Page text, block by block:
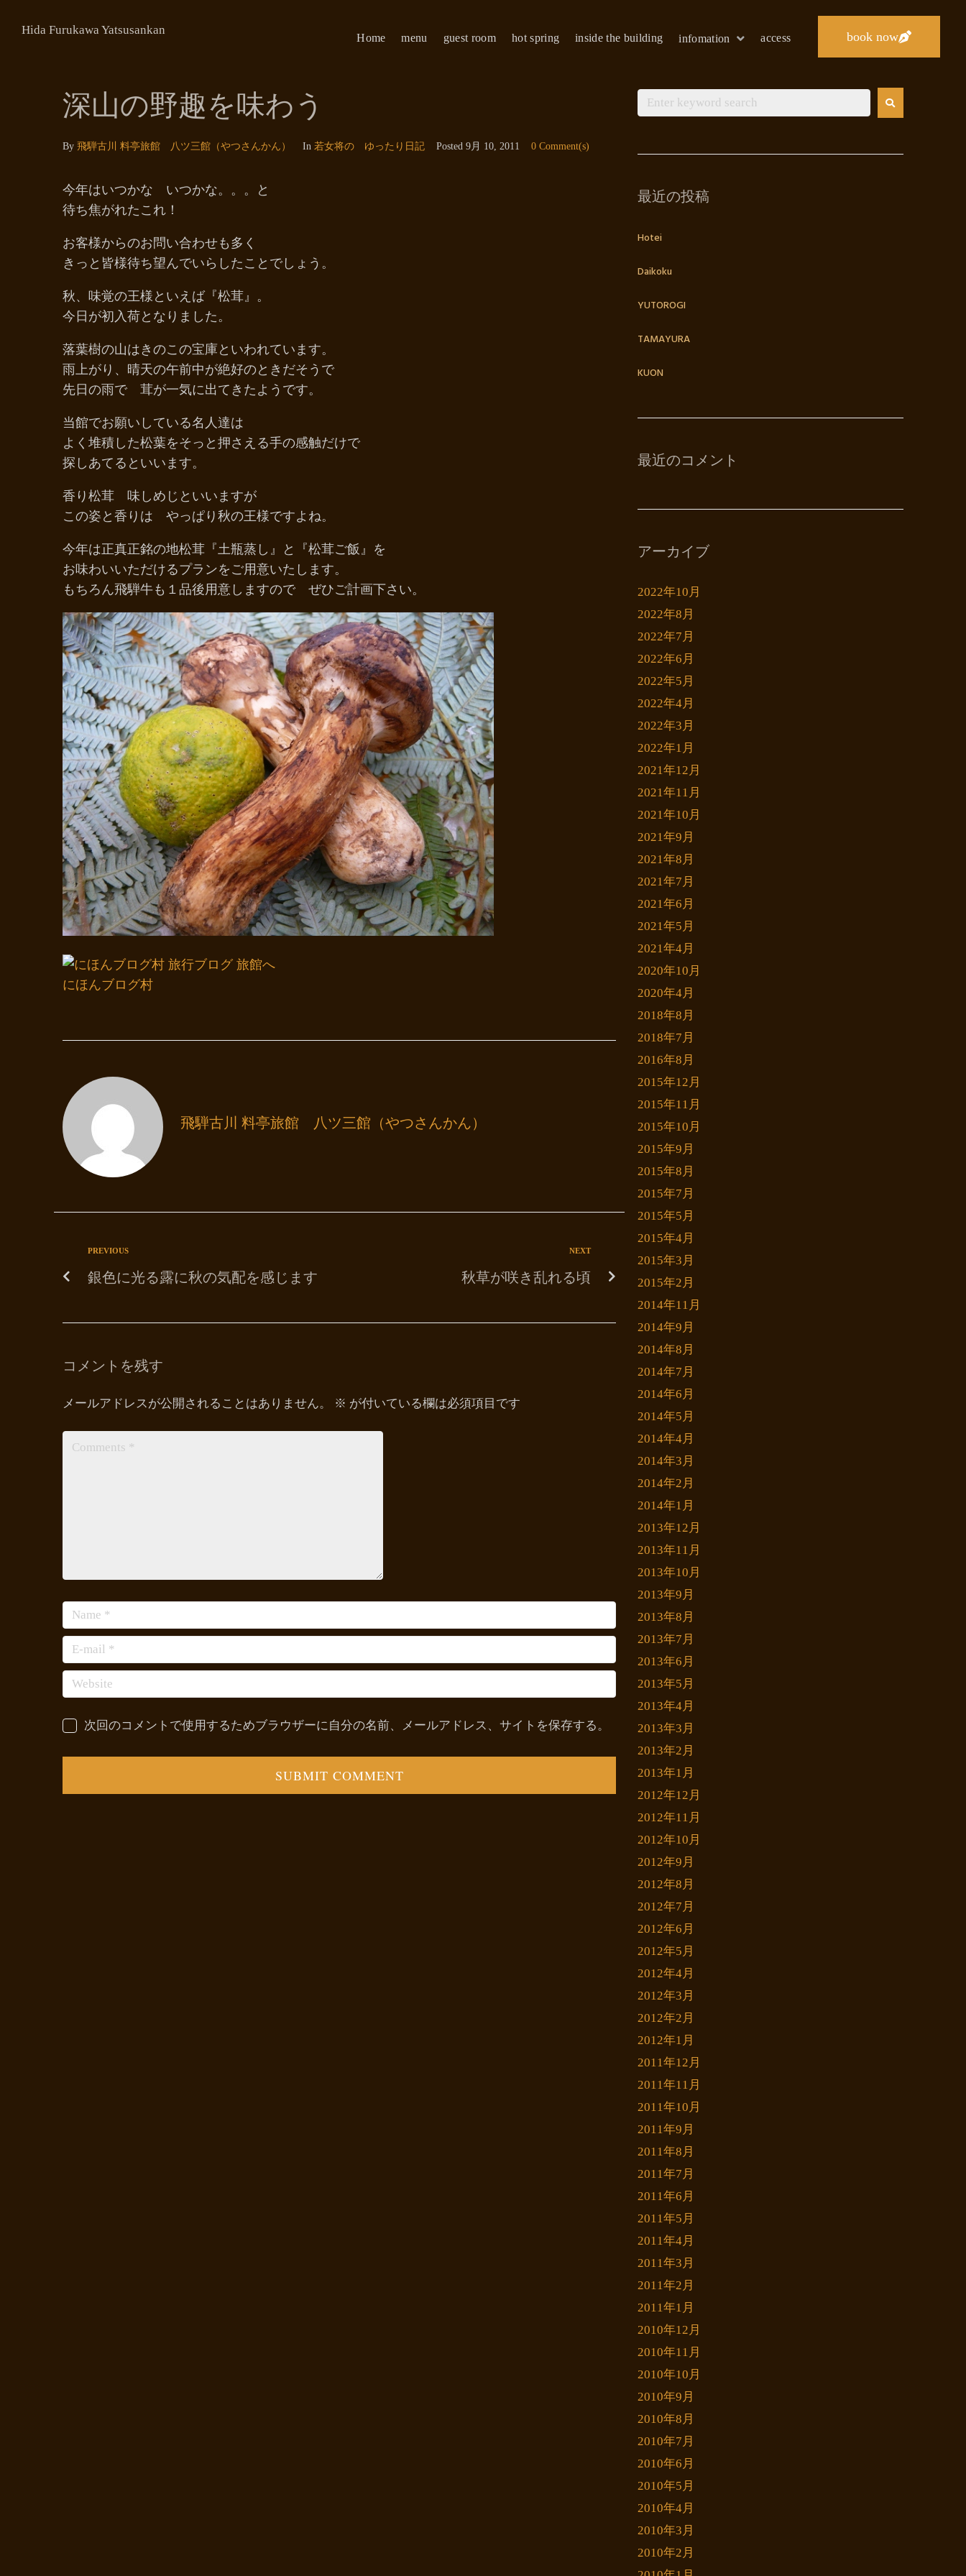
Hida Furukawa Yatsusankan
Home menu guest room hot spring inside the building infomation access book now
深山の野趣を味わう
By 飛騨古川 料亭旅館 八ツ三館（やつさんかん） In 若女将の ゆったり日記 Posted 9月 10, 2011 0 Comment(s)
今年はいつかな いつかな。。。と
待ち焦がれたこれ！
お客様からのお問い合わせも多く
きっと皆様待ち望んでいらしたことでしょう。
秋、味覚の王様といえば『松茸』。
今日が初入荷となりました。
落葉樹の山はきのこの宝庫といわれています。
雨上がり、晴天の午前中が絶好のときだそうで
先日の雨で 茸が一気に出てきたようです。
当館でお願いしている名人達は
よく堆積した松葉をそっと押さえる手の感触だけで
探しあてるといいます。
香り松茸 味しめじといいますが
この姿と香りは やっぱり秋の王様ですよね。
今年は正真正銘の地松茸『土瓶蒸し』と『松茸ご飯』を
お味わいいただけるプランをご用意いたします。
もちろん飛騨牛も１品後用意しますので ぜひご計画下さい。
にほんブログ村
飛騨古川 料亭旅館 八ツ三館（やつさんかん）
PREVIOUS
銀色に光る露に秋の気配を感じます
NEXT
秋草が咲き乱れる頃
コメントを残す
メールアドレスが公開されることはありません。 ※ が付いている欄は必須項目です
次回のコメントで使用するためブラウザーに自分の名前、メールアドレス、サイトを保存する。
最近の投稿
Hotei
Daikoku
YUTOROGI
TAMAYURA
KUON
最近のコメント
アーカイブ
2022年10月
2022年8月
2022年7月
2022年6月
2022年5月
2022年4月
2022年3月
2022年1月
2021年12月
2021年11月
2021年10月
2021年9月
2021年8月
2021年7月
2021年6月
2021年5月
2021年4月
2020年10月
2020年4月
2018年8月
2018年7月
2016年8月
2015年12月
2015年11月
2015年10月
2015年9月
2015年8月
2015年7月
2015年5月
2015年4月
2015年3月
2015年2月
2014年11月
2014年9月
2014年8月
2014年7月
2014年6月
2014年5月
2014年4月
2014年3月
2014年2月
2014年1月
2013年12月
2013年11月
2013年10月
2013年9月
2013年8月
2013年7月
2013年6月
2013年5月
2013年4月
2013年3月
2013年2月
2013年1月
2012年12月
2012年11月
2012年10月
2012年9月
2012年8月
2012年7月
2012年6月
2012年5月
2012年4月
2012年3月
2012年2月
2012年1月
2011年12月
2011年11月
2011年10月
2011年9月
2011年8月
2011年7月
2011年6月
2011年5月
2011年4月
2011年3月
2011年2月
2011年1月
2010年12月
2010年11月
2010年10月
2010年9月
2010年8月
2010年7月
2010年6月
2010年5月
2010年4月
2010年3月
2010年2月